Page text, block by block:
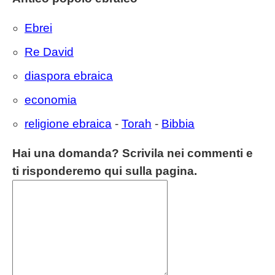
Ebrei
Re David
diaspora ebraica
economia
religione ebraica - Torah - Bibbia
Hai una domanda? Scrivila nei commenti e
ti risponderemo qui sulla pagina.